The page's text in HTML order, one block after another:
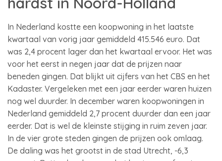
In Nederland kostte een koopwoning in het laatste
kwartaal van vorig jaar gemiddeld 415.546 euro. Dat
was 2,4 procent lager dan het kwartaal ervoor. Het was
voor het eerst in negen jaar dat de prijzen naar
beneden gingen. Dat blijkt uit cijfers van het CBS en het
Kadaster. Vergeleken met een jaar eerder waren huizen
nog wel duurder. In december waren koopwoningen in
Nederland gemiddeld 2,7 procent duurder dan een jaar
eerder. Dat is wel de kleinste stijging in ruim zeven jaar.
In de vier grote steden gingen de prijzen ook omlaag.
De daling was het grootst in de stad Utrecht, -6,3